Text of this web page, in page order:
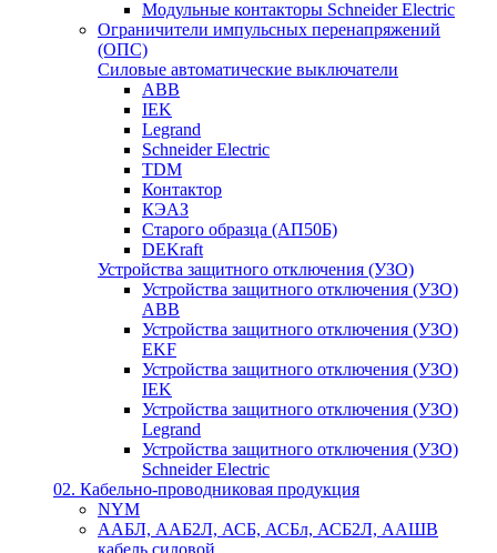
Модульные контакторы Schneider Electric
Ограничители импульсных перенапряжений
(ОПС)
Силовые автоматические выключатели
ABB
IEK
Legrand
Schneider Electric
TDM
Контактор
КЭАЗ
Старого образца (АП50Б)
DEKraft
Устройства защитного отключения (УЗО)
Устройства защитного отключения (УЗО)
ABB
Устройства защитного отключения (УЗО)
EKF
Устройства защитного отключения (УЗО)
IEK
Устройства защитного отключения (УЗО)
Legrand
Устройства защитного отключения (УЗО)
Schneider Electric
02. Кабельно-проводниковая продукция
NYM
ААБЛ, ААБ2Л, АСБ, АСБл, АСБ2Л, ААШВ
кабель силовой